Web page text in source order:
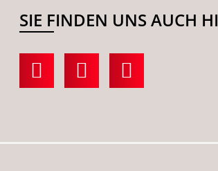
SIE FINDEN UNS AUCH